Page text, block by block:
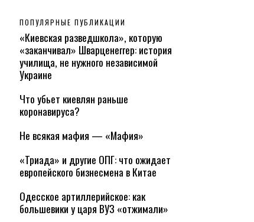
ПОПУЛЯРНЫЕ ПУБЛИКАЦИИ
«Киевская разведшкола», которую
«заканчивал» Шварценеггер: история
училища, не нужного независимой
Украине
Что убьет киевлян раньше
коронавируса?
Не всякая мафия — «Мафия»
«Триада» и другие ОПГ: что ожидает
европейского бизнесмена в Китае
Одесское артиллерийское: как
большевики у царя ВУЗ «отжимали»